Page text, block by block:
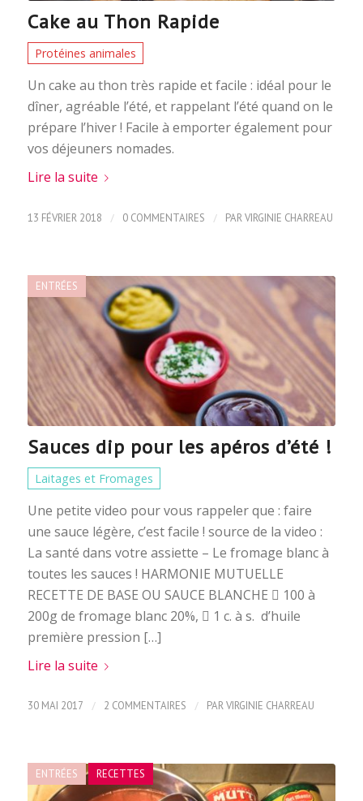
Cake au Thon Rapide
Protéines animales
Un cake au thon très rapide et facile : idéal pour le
dîner, agréable l’été, et rappelant l’été quand on le
prépare l’hiver ! Facile à emporter également pour
vos déjeuners nomades.
Lire la suite
13 FÉVRIER 2018 / 0 COMMENTAIRES / PARVIRGINIE CHARREAU
Sauces dip pour les apéros d’été !
ENTRÉES
Laitages et Fromages
Une petite video pour vous rappeler que : faire
une sauce légère, c’est facile ! source de la video :
La santé dans votre assiette – Le fromage blanc à
toutes les sauces ! HARMONIE MUTUELLE
RECETTE DE BASE OU SAUCE BLANCHE  100 à
200g de fromage blanc 20%,  1 c. à s. d’huile
première pression […]
Lire la suite
30 MAI 2017 / 2 COMMENTAIRES / PARVIRGINIE CHARREAU
ENTRÉES RECETTES